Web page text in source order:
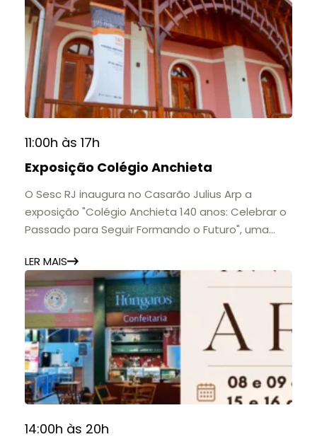
11:00h às 17h
Exposição Colégio Anchieta
O Sesc RJ inaugura no Casarão Julius Arp a
exposição "Colégio Anchieta 140 anos: Celebrar o
Passado para Seguir Formando o Futuro", uma
importantes instituições de ensino de Nova
Friburgo e do Brasil.
A mostra convida o público a conhecer o legado
do Colégio Anchieta por meio de documentos,
histórias e marcos que evidenciam sua
contribuição para a educação, a cultura e a
formação de gerações.
📍 Casarão Julius Arp
📅 Até 30 de setembro
LER MAIS
14:00h às 20h